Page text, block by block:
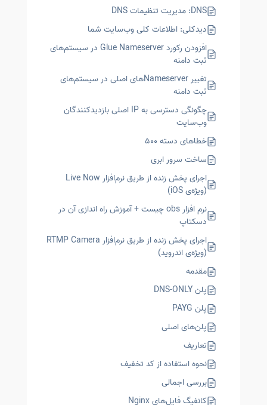
DNS: مدیریت تنظیمات DNS
دیدکلی: اطلاعات کلی وب‌سایت شما
افزودن رکورد Glue Nameserver در سیستم‌های
ثبت دامنه
تغییر Nameserverهای اصلی در سیستم‌های
ثبت دامنه
چگونگی دسترسی به IP اصلی بازدیدکنندگان
وب‌سایت
خطاهای دسته ۵۰۰
ساخت سرور ابری
اجرای پخش زنده از طریق نرم‌افزار Live Now
(ویژه‌ی iOS)
نرم افزار obs چیست + آموزش راه اندازی آن در
دسکتاپ
اجرای پخش زنده از طریق نرم‌افزار RTMP Camera
(ویژه‌ی اندروید)
مقدمه
پلن DNS-ONLY
پلن PAYG
پلن‌های اصلی
تعاریف
نحوه استفاده از کد تخفیف
بررسی اجمالی
کانفیگ‌ فایل‌های Nginx